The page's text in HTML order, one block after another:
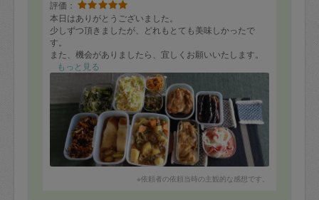
評価：
本日はありがとうございました。
少しずつ頂きましたが、どれもとても美味しかったで
す。
また、機会がありましたら、宜しくお願いいたします。
もっと見る
※依頼者の依頼当時の主観的な感想です。